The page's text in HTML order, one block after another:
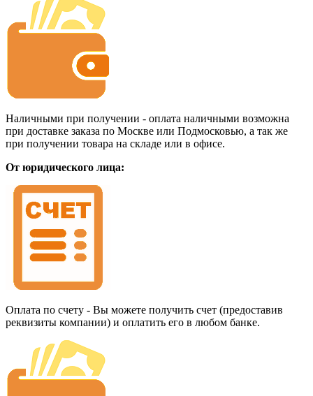
Наличными при получении - оплата наличными возможна
при доставке заказа по Москве или Подмосковью, а так же
при получении товара на складе или в офисе.
От юридического лица:
Оплата по счету - Вы можете получить счет (предоставив
реквизиты компании) и оплатить его в любом банке.